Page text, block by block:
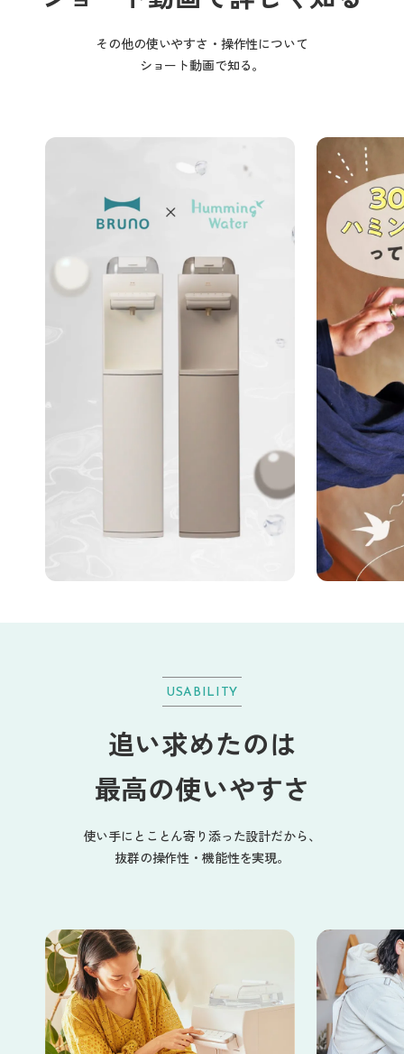
その他の使いやすさ・操作性について
ショート動画で知る。
Next
USABILITY
追い求めたのは
最高の使いやすさ
使い手にとことん寄り添った設計だから、
抜群の操作性・機能性を実現。